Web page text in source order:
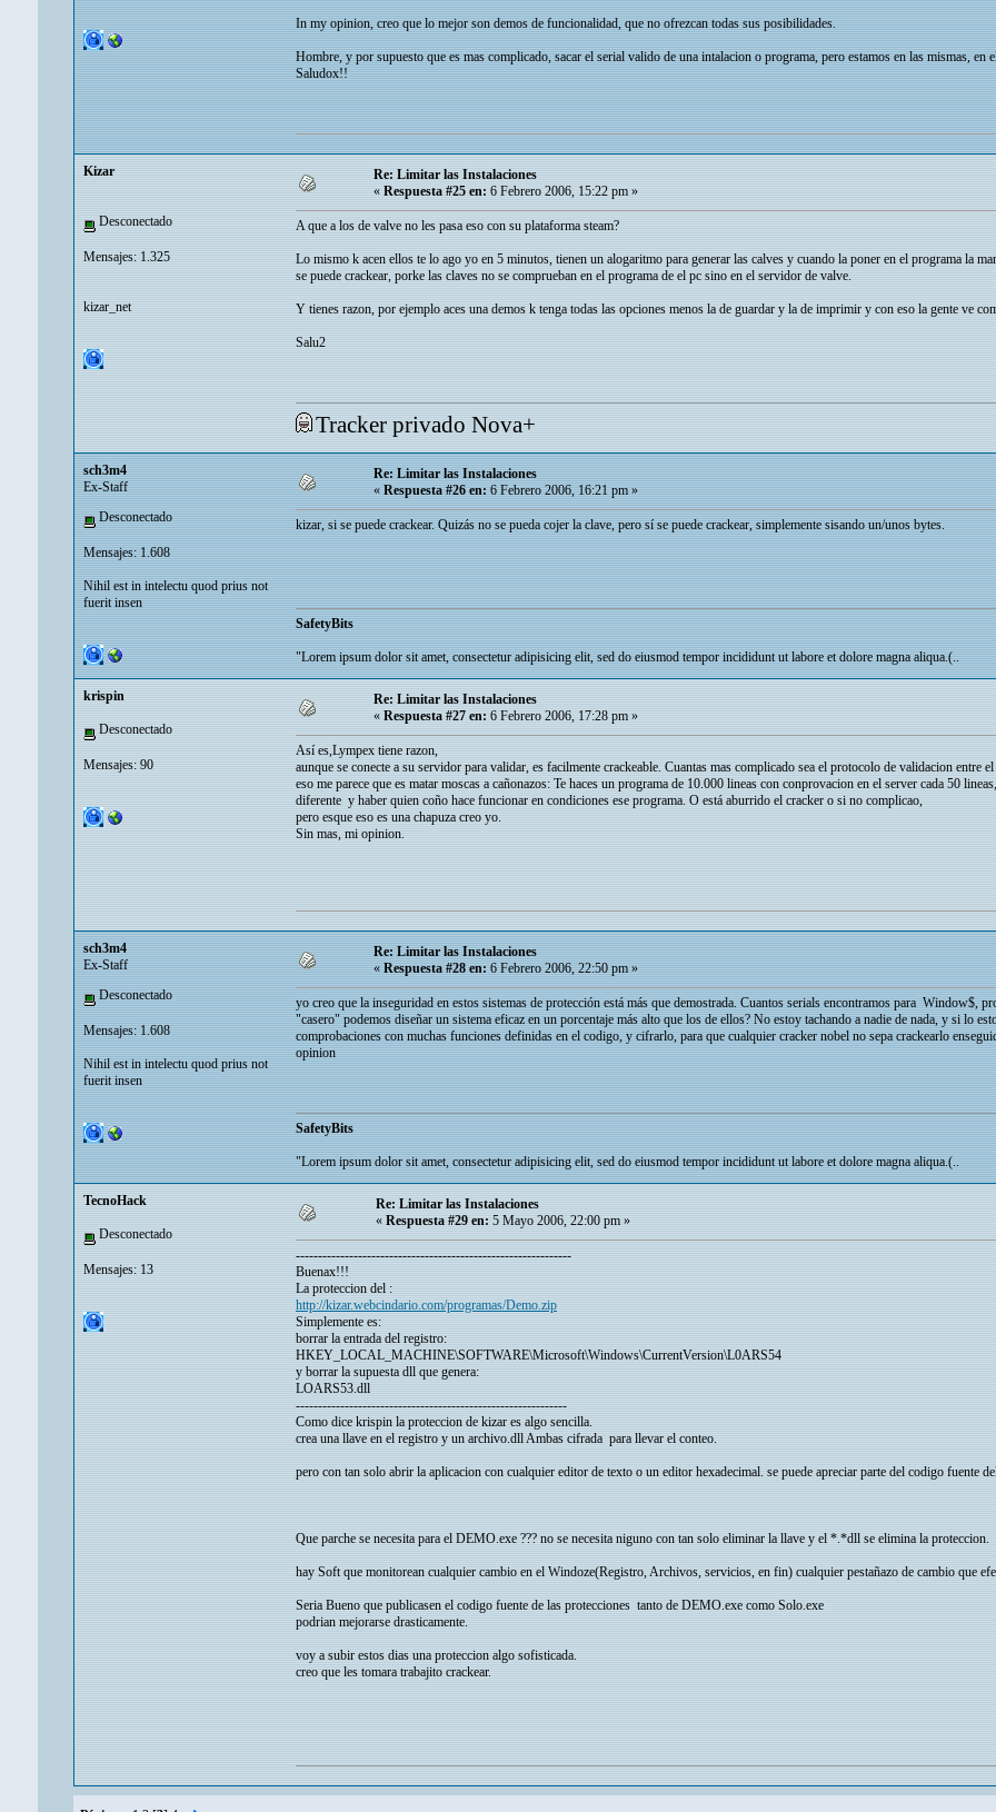
In my opinion, creo que lo mejor son demos de funcionalidad, que no ofrezcan todas sus posibilidades.
Hombre, y por supuesto que es mas complicado, sacar el serial valido de una intalacion o programa, pero estamos en las mismas, en
Saludox!!
Kizar
Desconectado
Mensajes: 1.325
kizar_net
Re: Limitar las Instalaciones
« Respuesta #25 en: 6 Febrero 2006, 15:22 pm »
A que a los de valve no les pasa eso con su plataforma steam?
Lo mismo k acen ellos te lo ago yo en 5 minutos, tienen un alogaritmo para generar las calves y cuando la poner en el programa la
se puede crackear, porke las claves no se comprueban en el programa de el pc sino en el servidor de valve.
Y tienes razon, por ejemplo aces una demos k tenga todas las opciones menos la de guardar y la de imprimir y con eso la gente ve
Salu2
Tracker privado Nova+
sch3m4
Ex-Staff
Desconectado
Mensajes: 1.608
Nihil est in intelectu quod prius not
fuerit insen
Re: Limitar las Instalaciones
«Respuesta #26 en:6 Febrero 2006, 16:21 pm »
kizar, si se puede crackear. Quizás no se pueda cojer la clave, pero sí se puede crackear, simplemente sisando un/unos bytes.
SafetyBits
"Lorem ipsum dolor sit amet, consectetur adipisicing elit, sed do eiusmod tempor incididunt ut labore et dolore magna aliqua.(..
krispin
Desconectado
Mensajes: 90
Re: Limitar las Instalaciones
« Respuesta #27 en: 6 Febrero 2006, 17:28 pm »
Así es,Lympex tiene razon,
aunque se conecte a su servidor para validar, es facilmente crackeable. Cuantas mas complicado sea el protocolo de validacion
eso me parece que es matar moscas a cañonazos: Te haces un programa de 10.000 lineas con conprovacion en el server cada 50
diferente y haber quien coño hace funcionar en condiciones ese programa. O está aburrido el cracker o si no complicao,
pero esque eso es una chapuza creo yo.
Sin mas, mi opinion.
sch3m4
Ex-Staff
Desconectado
Mensajes: 1.608
Nihil est in intelectu quod prius not
fuerit insen
Re: Limitar las Instalaciones
«Respuesta #28 en:6 Febrero 2006, 22:50 pm »
yo creo que la inseguridad en estos sistemas de protección está más que demostrada. Cuantos serials encontramos para Window$,
"casero" podemos diseñar un sistema eficaz en un porcentaje más alto que los de ellos? No estoy tachando a nadie de nada, y si lo
comprobaciones con muchas funciones definidas en el codigo, y cifrarlo, para que cualquier cracker nobel no sepa crackearlo
opinion
SafetyBits
"Lorem ipsum dolor sit amet, consectetur adipisicing elit, sed do eiusmod tempor incididunt ut labore et dolore magna aliqua.(..
TecnoHack
Desconectado
Mensajes: 13
Re: Limitar las Instalaciones
« Respuesta #29 en: 5 Mayo 2006, 22:00 pm »
--------------------------------------------------------------
Buenax!!!
La proteccion del :
http://kizar.webcindario.com/programas/Demo.zip
Simplemente es:
borrar la entrada del registro:
HKEY_LOCAL_MACHINE\SOFTWARE\Microsoft\Windows\CurrentVersion\L0ARS54
y borrar la supuesta dll que genera:
LOARS53.dll
-------------------------------------------------------------
Como dice krispin la proteccion de kizar es algo sencilla.
crea una llave en el registro y un archivo.dll Ambas cifrada para llevar el conteo.
pero con tan solo abrir la aplicacion con cualquier editor de texto o un editor hexadecimal. se puede apreciar parte del codigo fuente
Que parche se necesita para el DEMO.exe ??? no se necesita niguno con tan solo eliminar la llave y el *.*dll se elimina la proteccion.
hay Soft que monitorean cualquier cambio en el Windoze(Registro, Archivos, servicios, en fin) cualquier pestañazo de cambio que
Seria Bueno que publicasen el codigo fuente de las protecciones tanto de DEMO.exe como Solo.exe
podrian mejorarse drasticamente.
voy a subir estos dias una proteccion algo sofisticada.
creo que les tomara trabajito crackear.